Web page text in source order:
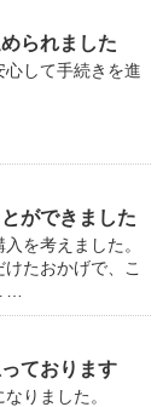
られました
して手続きを進
ができました
を考えました。
たおかげで、こ
…
ております
りました。